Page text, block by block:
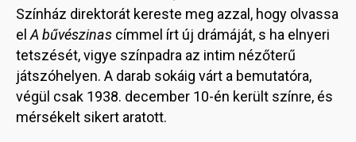
Színház direktorát kereste meg azzal, hogy olvassa
el A bűvészinas címmel írt új drámáját, s ha elnyeri
tetszését, vigye színpadra az intim nézőterű
játszóhelyen. A darab sokáig várt a bemutatóra,
végül csak 1938. december 10-én került színre, és
mérsékelt sikert aratott.